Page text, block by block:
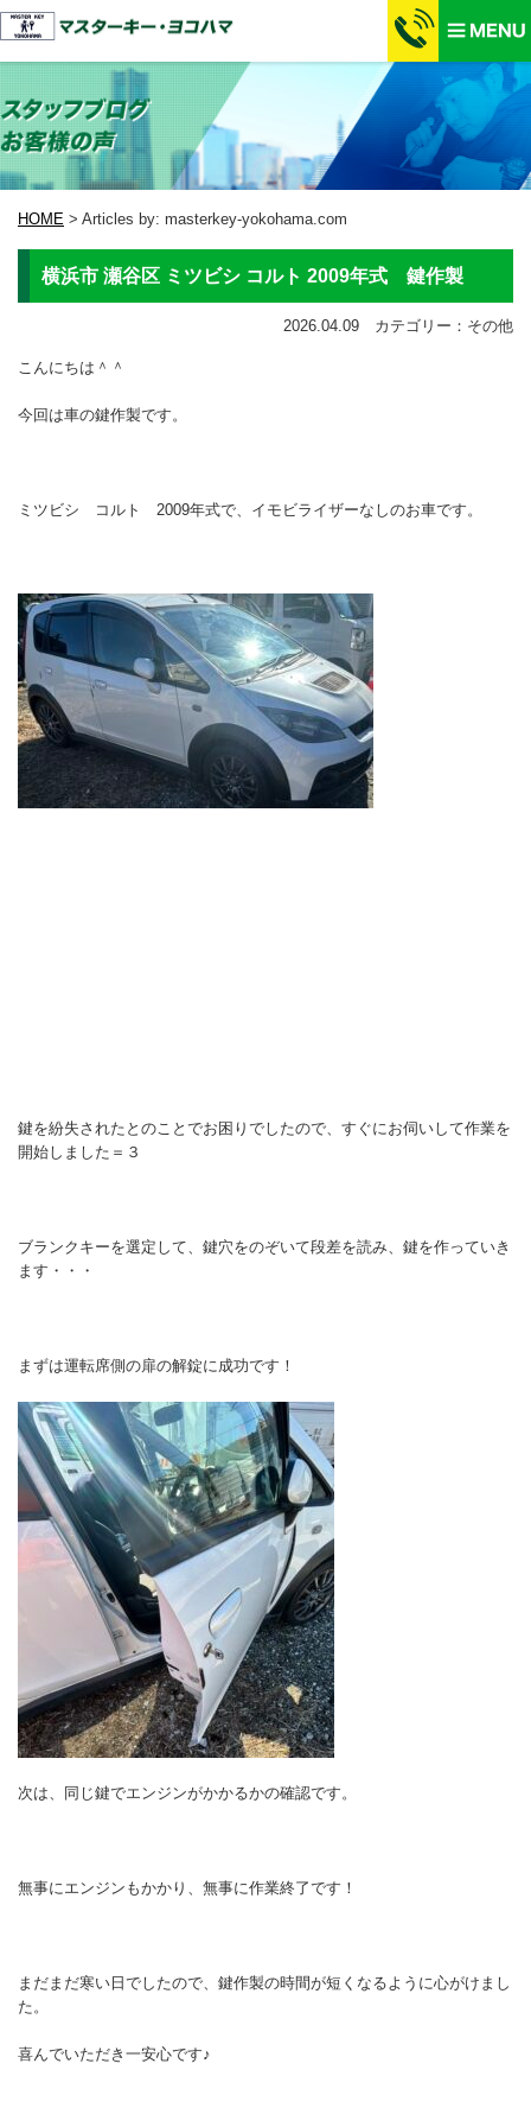
HOME > Articles by: masterkey-yokohama.com
横浜市 瀬谷区 ミツビシ コルト 2009年式 鍵作製
2026.04.09 カテゴリー：その他
こんにちは＾＾
今回は車の鍵作製です。
ミツビシ コルト 2009年式で、イモビライザーなしのお車です。
鍵を紛失されたとのことでお困りでしたので、すぐにお伺いして作業を
開始しました＝３
ブランクキーを選定して、鍵穴をのぞいて段差を読み、鍵を作っていき
ます・・・
まずは運転席側の扉の解錠に成功です！
次は、同じ鍵でエンジンがかかるかの確認です。
無事にエンジンもかかり、無事に作業終了です！
まだまだ寒い日でしたので、鍵作製の時間が短くなるように心がけまし
た。
喜んでいただき一安心です♪